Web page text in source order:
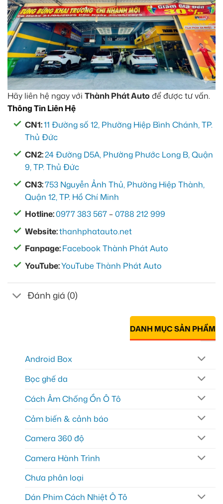
Hãy liên hệ ngay với Thành Phát Auto để được tư vấn.
Thông Tin Liên Hệ
CN1:11 Đường số 12, Phường Hiệp Bình Chánh, TP.
Thủ Đức
CN2:24 Đường D5A, Phường Phước Long B, Quận
9, TP. Thủ Đức
CN3:753 Nguyễn Ảnh Thủ, Phường Hiệp Thành,
Quận 12, TP. Hồ Chí Minh
Hotline:0977 383 567 –0788 212 999
Website:thanhphatauto.net
Fanpage:Facebook Thành Phát Auto
YouTube:YouTube Thành Phát Auto
Đánh giá (0)
DANH MỤC SẢN PHẨM
Android Box
Bọc ghế da
Cách Âm Chống Ồn Ô Tô
Cảm biến & cảnh báo
Camera 360 độ
Camera Hành Trình
Chưa phân loại
Dán Phim Cách Nhiệt Ô Tô